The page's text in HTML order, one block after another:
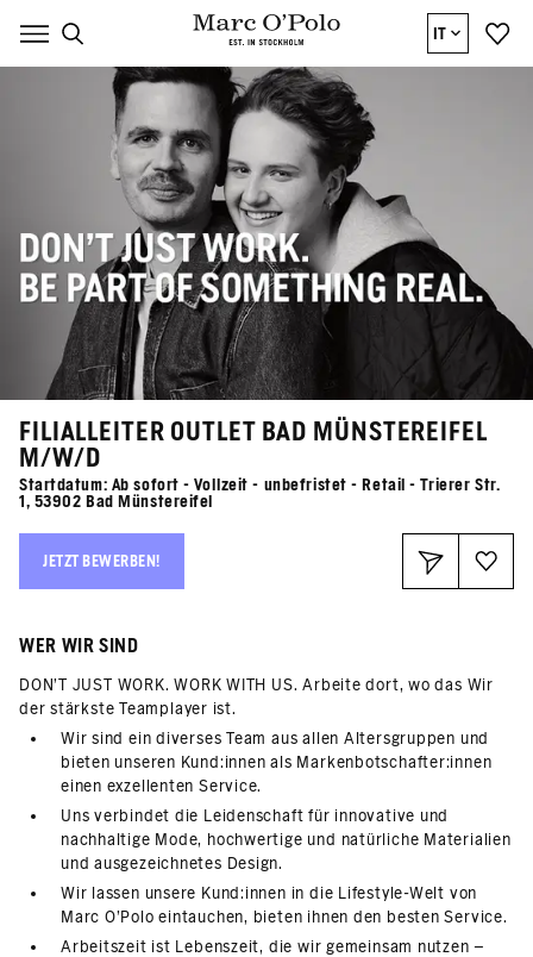
IT
FILIALLEITER OUTLET BAD MÜNSTEREIFEL
M/W/D
Startdatum: Ab sofort - Vollzeit - unbefristet - Retail - Trierer Str.
1, 53902 Bad Münstereifel
JETZT BEWERBEN!
WER WIR SIND
DON’T JUST WORK. WORK WITH US. Arbeite dort, wo das Wir
der stärkste Teamplayer ist.
Wir sind ein diverses Team aus allen Altersgruppen und
bieten unseren Kund:innen als Markenbotschafter:innen
einen exzellenten Service.
Uns verbindet die Leidenschaft für innovative und
nachhaltige Mode, hochwertige und natürliche Materialien
und ausgezeichnetes Design.
Wir lassen unsere Kund:innen in die Lifestyle-Welt von
Marc O’Polo eintauchen, bieten ihnen den besten Service.
Arbeitszeit ist Lebenszeit, die wir gemeinsam nutzen –